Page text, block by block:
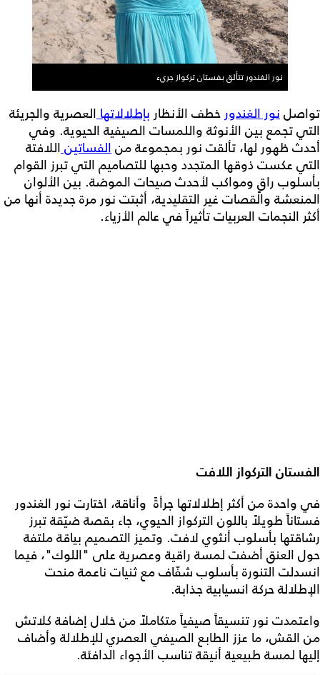
نور الغندور تتألق بفستان تركواز جريء
تواصلنور الغندورخطف الأنظار بإطلالاتهاالعصرية والجريئة
التي تجمع بين الأنوثة واللمسات الصيفية الحيوية. وفي
أحدث ظهور لها، تألقت نور بمجموعة منالفساتيناللافتة
التي عكست ذوقها المتجدد وحبها للتصاميم التي تبرز القوام
بأسلوب راقٍ ومواكب لأحدث صيحات الموضة. بين الألوان
المنعشة والقصات غير التقليدية، أثبتت نور مرة جديدة أنها من
أكثر النجمات العربيات تأثيراً في عالم الأزياء.
الفستان التركواز اللافت
في واحدة من أكثر إطلالاتها جرأةً وأناقة، اختارت نور الغندور
فستاناً طويلاً باللون التركواز الحيوي، جاء بقصة ضيّقة تبرز
رشاقتها بأسلوب أنثوي لافت. وتميز التصميم بياقة ملتفة
حول العنق أضفت لمسة راقية وعصرية على "اللوك"، فيما
انسدلت التنورة بأسلوب شفّاف مع ثنيات ناعمة منحت
الإطلالة حركة انسيابية جذابة.
واعتمدت نور تنسيقاً صيفياً متكاملاً من خلال إضافة كلاتش
من القش، ما عزز الطابع الصيفي العصري للإطلالة وأضاف
إليها لمسة طبيعية أنيقة تناسب الأجواء الدافئة.